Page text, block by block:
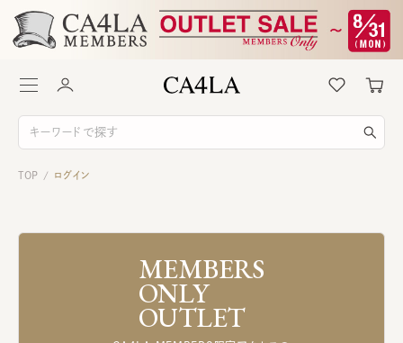
TOP / ログイン
MEMBERS
ONLY
OUTLET